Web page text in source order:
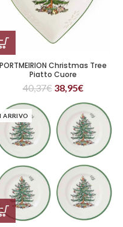
PORTMEIRION Christmas Tree
Piatto Cuore
40,37€ 38,95€
ARRIVO